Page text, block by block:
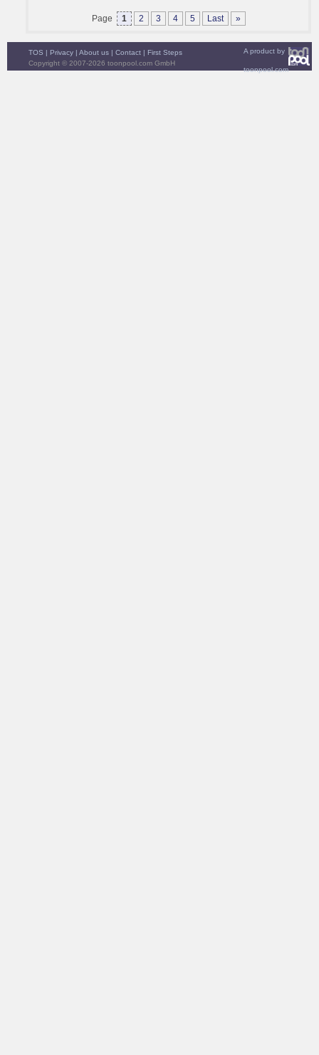
Page 1 2 3 4 5 Last »
A product by
toonpool.com
TOS | Privacy | About us | Contact | First Steps
Copyright © 2007-2026 toonpool.com GmbH